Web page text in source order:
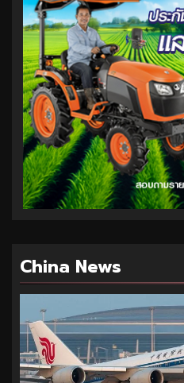
China News